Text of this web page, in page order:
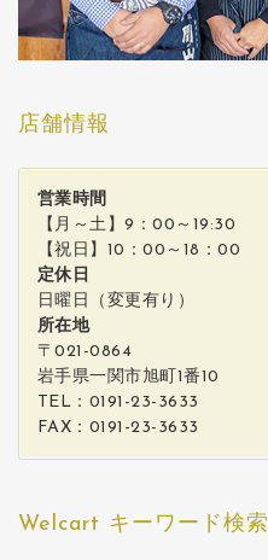
店舗情報
営業時間
【月～土】9：00～19:30
【祝日】10：00～18：00
定休日
日曜日（変更有り）
所在地
〒021-0864
岩手県一関市旭町1番10
TEL：0191-23-3633
FAX：0191-23-3633
Welcart キーワード検索